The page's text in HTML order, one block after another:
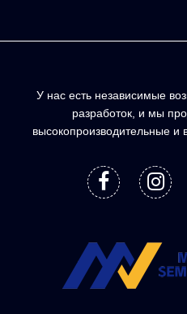
У нас есть независимые
разработок, и мы
высокопроизводительные и